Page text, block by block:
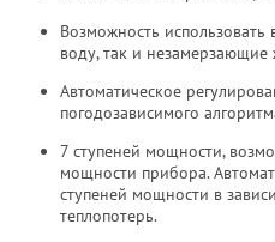
Возможность использовать
воду, так и незамерзающие
Автоматическое
погодозависимого
7 ступеней мощности,
мощности прибора.
ступеней мощности в
теплопотерь.